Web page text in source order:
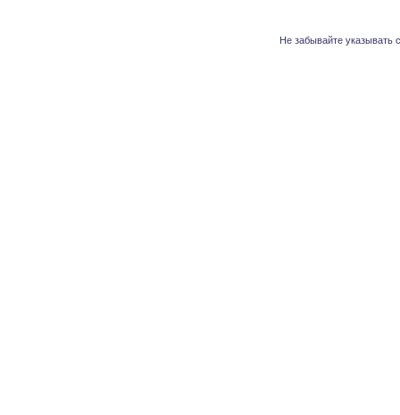
Не забывайте указывать